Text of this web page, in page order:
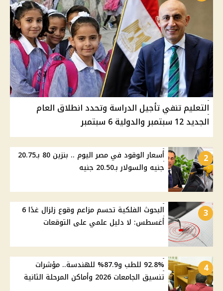
التعليم تنفي تأجيل الدراسة وتحدد انطلاق العام
الجديد 12 سبتمبر والدولية 6 سبتمبر
2
أسعار الوقود في مصر اليوم .. بنزين 80 بـ20.75
جنيه والسولار بـ20.50 جنيه
3
البحوث الفلكية تحسم مزاعم وقوع زلزال غدًا 6
أغسطس: لا دليل علمي على التوقعات
4
92.8% للطب و87.9% للهندسة.. مؤشرات
تنسيق الجامعات 2026 وأماكن المرحلة الثانية